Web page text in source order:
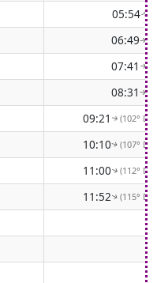
05:54↑
06:49↑
07:41 ↑
08:31 ↑
09:21 ↑(102°
10:10↑(107°
11:00↑(112°
11:52↑(115°